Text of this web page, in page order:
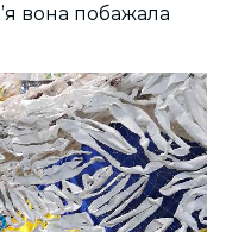
вона побажала